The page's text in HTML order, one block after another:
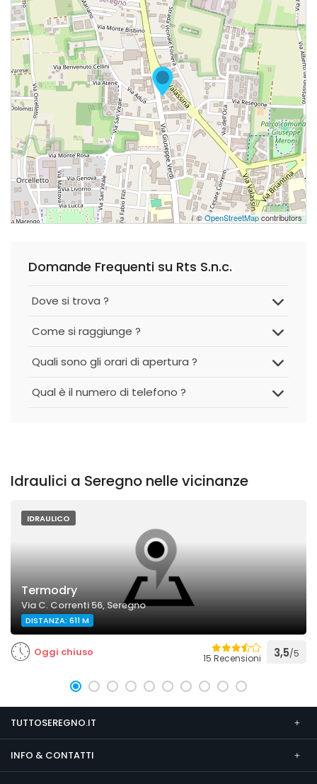
©OpenStreetMapcontributors
Domande Frequenti su Rts S.n.c.
Dove si trova ?
Come si raggiunge ?
Quali sono gli orari di apertura ?
Qual è il numero di telefono ?
Idraulici a Seregno nelle vicinanze
IDRAULICO
Termodry
Via C. Correnti 56, Seregno
DISTANZA: 611 M
Oggi chiuso 15 Recensioni 3,5/5
TUTTOSEREGNO.IT
INFO & CONTATTI